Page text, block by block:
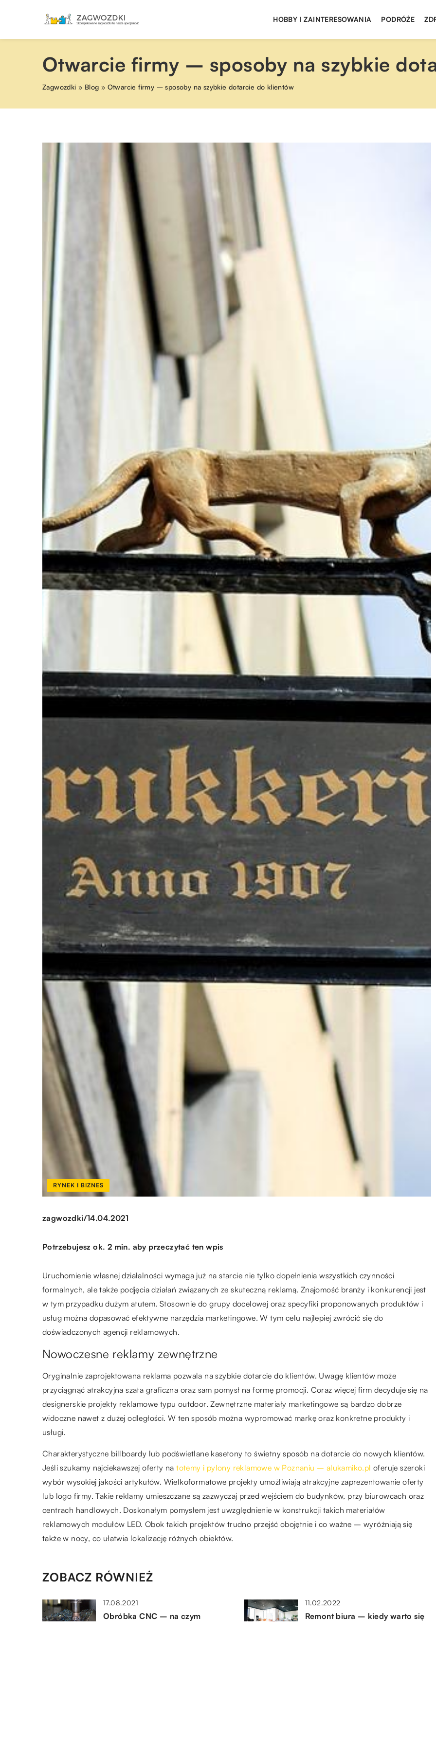
HOBBY I ZAINTERESOWANIA PODRÓŻE
Otwarcie firmy – sposoby na szybkie
Zagwozdki » Blog » Otwarcie firmy – sposoby na szybkie dotarcie do klientów
RYNEK I BIZNES
zagwozdki/14.04.2021
Potrzebujesz ok. 2 min. aby przeczytać ten wpis
Uruchomienie własnej działalności wymaga już na starcie nie tylko dopełnienia wszystkich czynności
formalnych, ale także podjęcia działań związanych ze skuteczną reklamą. Znajomość branży i konkurencji jest
w tym przypadku dużym atutem. Stosownie do grupy docelowej oraz specyfiki proponowanych produktów i
usług można dopasować efektywne narzędzia marketingowe. W tym celu najlepiej zwrócić się do
doświadczonych agencji reklamowych.
Nowoczesne reklamy zewnętrzne
Oryginalnie zaprojektowana reklama pozwala na szybkie dotarcie do klientów. Uwagę klientów może
przyciągnąć atrakcyjna szata graficzna oraz sam pomysł na formę promocji. Coraz więcej firm decyduje się na
designerskie projekty reklamowe typu outdoor. Zewnętrzne materiały marketingowe są bardzo dobrze
widoczne nawet z dużej odległości. W ten sposób można wypromować markę oraz konkretne produkty i
usługi.
Charakterystyczne billboardy lub podświetlane kasetony to świetny sposób na dotarcie do nowych klientów.
Jeśli szukamy najciekawszej oferty natotemy i pylony reklamowe w Poznaniu – alukamiko.pl oferuje szeroki
wybór wysokiej jakości artykułów. Wielkoformatowe projekty umożliwiają atrakcyjne zaprezentowanie oferty
lub logo firmy. Takie reklamy umieszczane są zazwyczaj przed wejściem do budynków, przy biurowcach oraz
centrach handlowych. Doskonałym pomysłem jest uwzględnienie w konstrukcji takich materiałów
reklamowych modułów LED. Obok takich projektów trudno przejść obojętnie i co ważne – wyróżniają się
także w nocy, co ułatwia lokalizację różnych obiektów.
ZOBACZ RÓWNIEŻ
17.08.2021
Obróbka CNC – na czym
11.02.2022
Remont biura – kiedy warto się